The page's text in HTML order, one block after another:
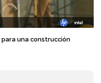
una construcción